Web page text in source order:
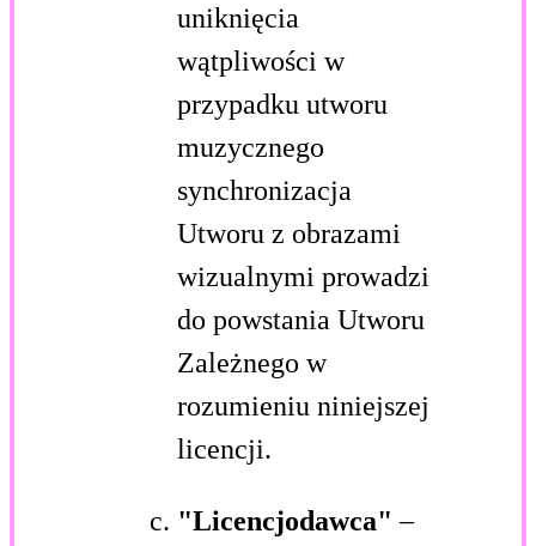
uniknięcia
wątpliwości w
przypadku utworu
muzycznego
synchronizacja
Utworu z obrazami
wizualnymi prowadzi
do powstania Utworu
Zależnego w
rozumieniu niniejszej
licencji.
"Licencjodawca"–